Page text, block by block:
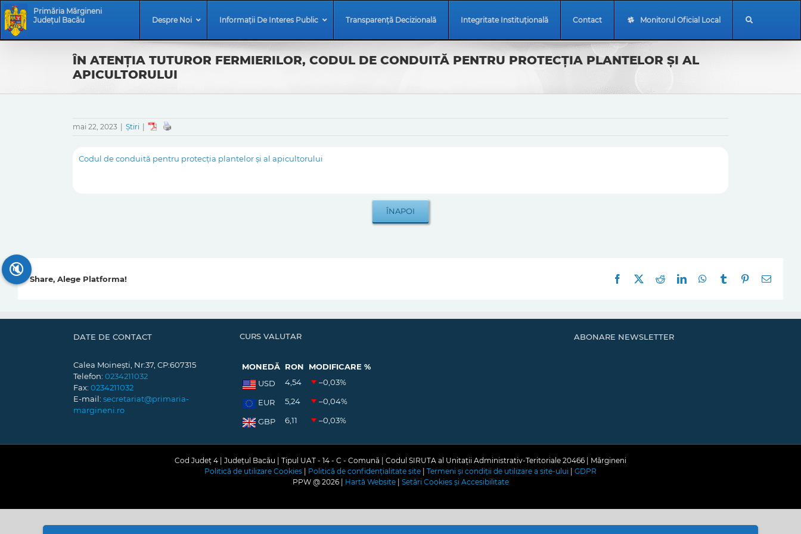
Skip
to
content
Skip
Navigation
Primăria Mărgineni
Județul Bacău
Despre Noi Informații De Interes Public Transparență Decizională Integritate Instituțională Contact Monitorul Oficial Local
ÎN ATENŢIA TUTUROR FERMIERILOR, CODUL DE CONDUITĂ PENTRU PROTECŢIA PLANTELOR ŞI AL
APICULTORULUI
mai 22, 2023 Știri
Codul de conduită pentru protecţia plantelor şi al apicultorului
Share, Alege Platforma! Facebook RedditLinkedInWhatsApp
Tumblr Pinterest
E-
DATE DE CONTACT
Calea Moinești, Nr:37, CP:607315
Telefon: 0234211032
Fax: 0234211032
E-mail: secretariat@primaria-
margineni.ro
CURS VALUTAR
MONEDĂ RON
MODIFICARE %
USD
4,54 –0,03%
EUR 5,24 –0,04%
GBP 6,11 –0,03%
ABONARE NEWSLETTER
Cod Județ 4 | Județul Bacău | Tipul UAT - 14 - C - Comună | Codul SIRUTA al Unitații Administrativ-Teritoriale 20466 | Mărgineni
Politică de utilizare Cookies
Politică de confidențialitate site Termeni și condiții de utilizare a site-ului
GDPR
PPW @ 2026 | Hartă Website| Setări Cookies și Accesibilitate
🔇